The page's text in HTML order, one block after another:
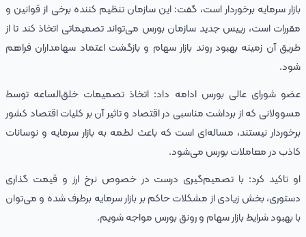
بازار سرمایه برخوردار است، گفت: این سازمان تنظیم کننده برخی از قوانین و
مقررات است، رییس جدید سازمان بورس می‌تواند تصمیماتی اتخاذ کند تا از
طریق آن زمینه بهبود روند بازار سهام و بازگشت اعتماد سهامداران فراهم
شود.
عضو شورای عالی بورس ادامه داد: اتخاذ تصمیمات خلق‌الساعه‌ توسط
مسوولانی که از برداشت مناسبی در اقتصاد و تاثیر آن بر کلیات اقتصاد کشور
برخوردار نیستند، مساله‌ای است که باعث لطمه به بازار سرمایه و نوسانات
کاذب در معاملات بورس می‌شود.
او تاکید کرد: با تصمیم‌گیری درست در خصوص نرخ ارز و قیمت گذاری
دستوری، بخش زیادی از مشکلات حاکم بر بازار سرمایه برطرف شده و می‌توان
با بهبود شرایط بازار سهام و رونق بورس مواجه شویم.